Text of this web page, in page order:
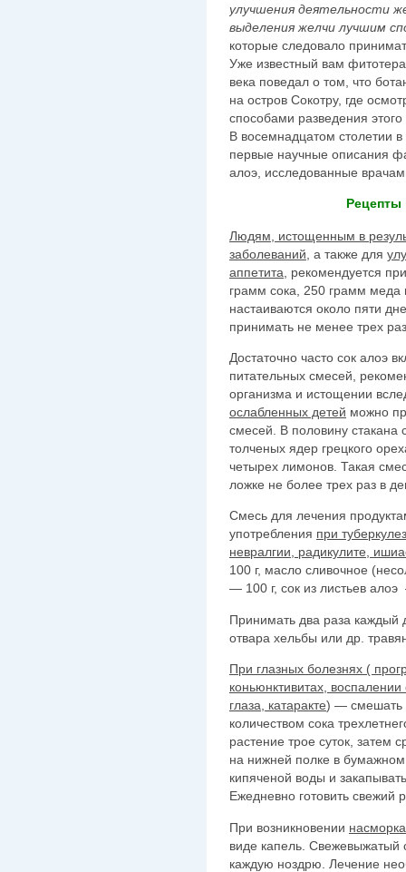
улучшения деятельности
выделения желчи лучшим
которые следовало
Уже известный вам
века поведал о том, что
на остров Сокотру, где
способами разведения
В восемнадцатом столетии
первые научные описания
алоэ, исследованные
Рецепты
Людям, истощенным в
заболеваний , а также для
аппетита , рекомендуется
грамм сока, 250 грамм
настаиваются около пяти
принимать не менее трех
Достаточно часто сок алоэ
питательных смесей,
организма и истощении
ослабленных детей можно
смесей. В половину стакана
толченых ядер грецкого
четырех лимонов. Такая
ложке не более трех раз в
Смесь для лечения
употребления при
невралгии, радикулите,
100 г, масло сливочное
— 100 г, сок из листьев
Принимать два раза каждый
отвара хельбы или др.
При глазных болезнях (
коньюнктивитах,
глаза, катаракте) — смешать
количеством сока
растение трое суток, затем
на нижней полке в бумажном
кипяченой воды и
Ежедневно готовить свежий
При возникновении насморка
виде капель. Свежевыжатый
каждую ноздрю. Лечение